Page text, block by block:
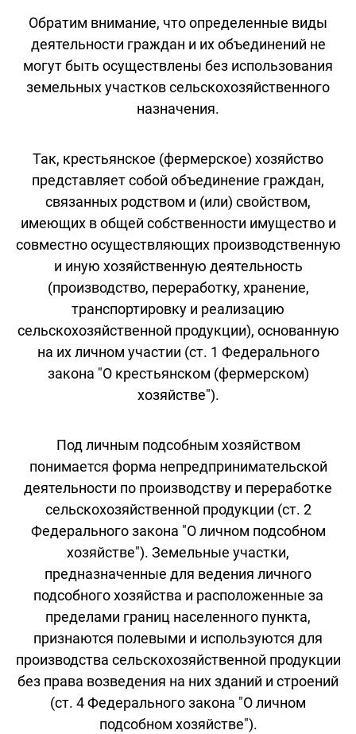
Обратим внимание, что определенные виды
деятельности граждан и их объединений не
могут быть осуществлены без использования
земельных участков сельскохозяйственного
назначения.
Так, крестьянское (фермерское) хозяйство
представляет собой объединение граждан,
связанных родством и (или) свойством,
имеющих в общей собственности имущество и
совместно осуществляющих производственную
и иную хозяйственную деятельность
(производство, переработку, хранение,
транспортировку и реализацию
сельскохозяйственной продукции), основанную
на их личном участии (ст. 1 Федерального
закона "О крестьянском (фермерском)
хозяйстве").
Под личным подсобным хозяйством
понимается форма непредпринимательской
деятельности по производству и переработке
сельскохозяйственной продукции (ст. 2
Федерального закона "О личном подсобном
хозяйстве"). Земельные участки,
предназначенные для ведения личного
подсобного хозяйства и расположенные за
пределами границ населенного пункта,
признаются полевыми и используются для
производства сельскохозяйственной продукции
без права возведения на них зданий и строений
(ст. 4 Федерального закона "О личном
подсобном хозяйстве").